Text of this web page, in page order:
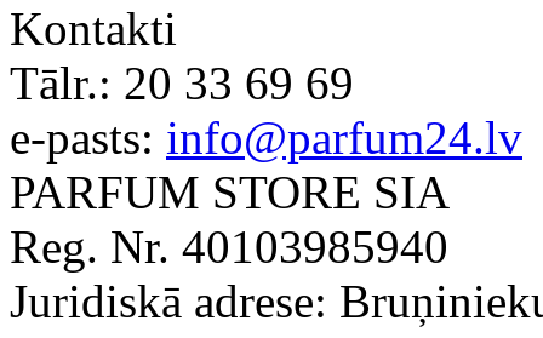
Kontakti
Tālr.: 20 33 69 69
e-pasts: info@parfum24.lv
PARFUM STORE SIA
Reg. Nr. 40103985940
Juridiskā adrese: